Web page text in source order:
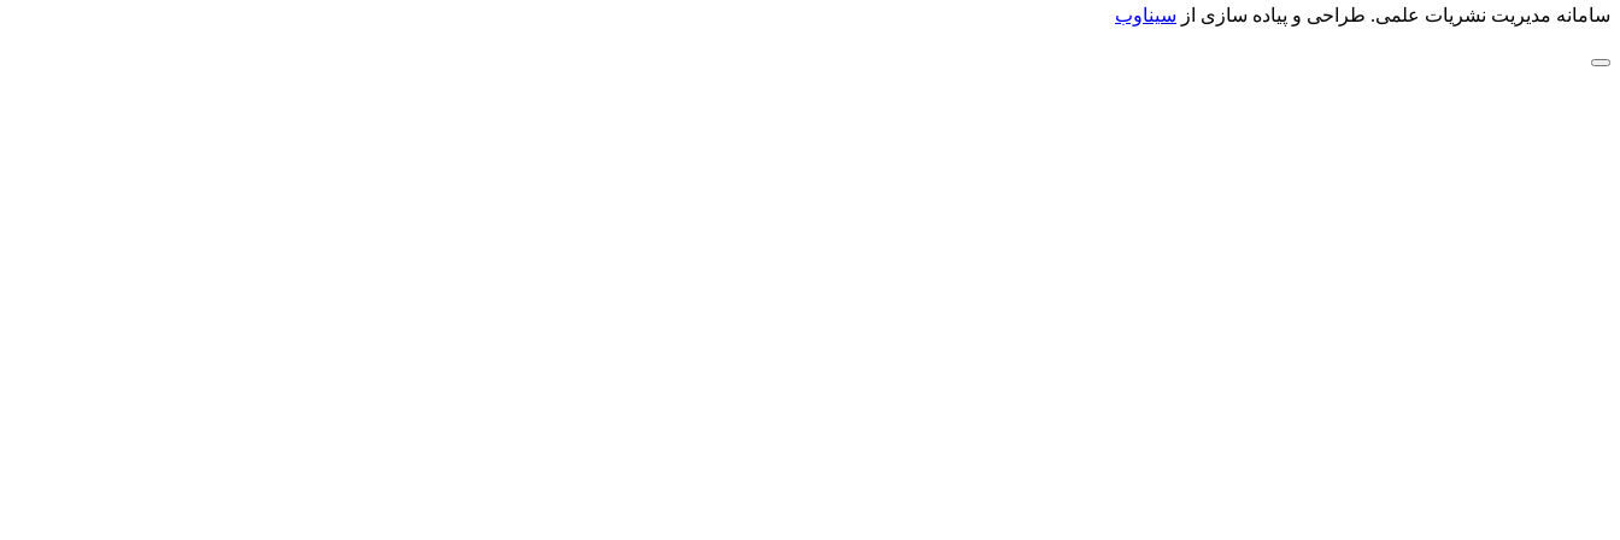
سامانه مدیریت نشریات علمی. طراحی و پیاده سازی از سیناوب